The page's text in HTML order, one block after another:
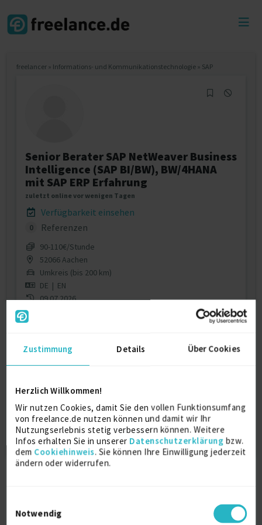
Zustimmung Details Über Cookies
Herzlich Willkommen!
Wir nutzen Cookies, damit Sie den vollen Funktionsumfang
von freelance.de nutzen können und damit wir Ihr
Nutzungserlebnis stetig verbessern können. Weitere
Infos erhalten Sie in unserer Datenschutzerklärung bzw.
dem Cookiehinweis. Sie können Ihre Einwilligung jederzeit
ändern oder widerrufen.
Notwendig
freelancer » Informations- und Kommunikationstechnologie » SAP
Senior Berater SAP NetWeaver Business
Intelligence (SAP BI/BW), BW/4HANA
mit SAP ERP Erfahrung
zuletzt online vor wenigen Tagen
Verfügbarkeit einsehen
0 Referenzen
90‐110€/Stunde
52066 Aachen
Umkreis (bis 200 km)
DE | EN
09.07.2026
von Freelance.de sichtbar.
Jetzt registrieren